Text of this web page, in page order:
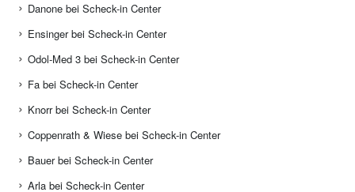
Danone bei Scheck-in Center
Ensinger bei Scheck-in Center
Odol-Med 3 bei Scheck-in Center
Fa bei Scheck-in Center
Knorr bei Scheck-in Center
Coppenrath & Wiese bei Scheck-in Center
Bauer bei Scheck-in Center
Arla bei Scheck-in Center